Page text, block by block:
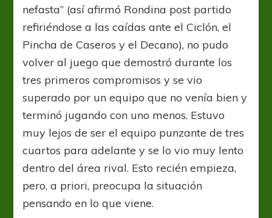
nefasta” (así afirmó Rondina post partido
refiriéndose a las caídas ante el Ciclón, el
Pincha de Caseros y el Decano), no pudo
volver al juego que demostró durante los
tres primeros compromisos y se vio
superado por un equipo que no venía bien y
terminó jugando con uno menos. Estuvo
muy lejos de ser el equipo punzante de tres
cuartos para adelante y se lo vio muy lento
dentro del área rival. Esto recién empieza,
pero, a priori, preocupa la situación
pensando en lo que viene.